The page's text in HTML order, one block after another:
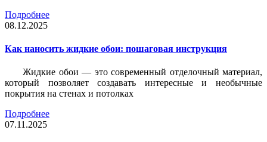
Подробнее
08.12.2025
Как наносить жидкие обои: пошаговая инструкция
Жидкие обои — это современный отделочный материал,
который позволяет создавать интересные и необычные
покрытия на стенах и потолках
Подробнее
07.11.2025